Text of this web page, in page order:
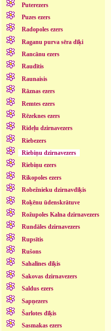
Puterezers
Puzes ezers
Radopoles ezers
Raganu purva sēra dīķi
Rancānu ezers
Raudītis
Raunaisis
Rāznas ezers
Remtes ezers
Rēzeknes ezers
Rideļu dzirnavezers
Riebezers
Riebiņu dzirnavezers
Riebiņu ezers
Rikopoles ezers
Robežnieku dzirnavdīķis
Roķēnu ūdenskrātuve
Rožupoles Kalna dzirnavezers
Rundāles dzirnavezers
Rupsītis
Rušons
Sahalīnes dīķis
Sakovas dzirnavezers
Saldus ezers
Sapņezers
Šarlotes dīķis
Sasmakas ezers